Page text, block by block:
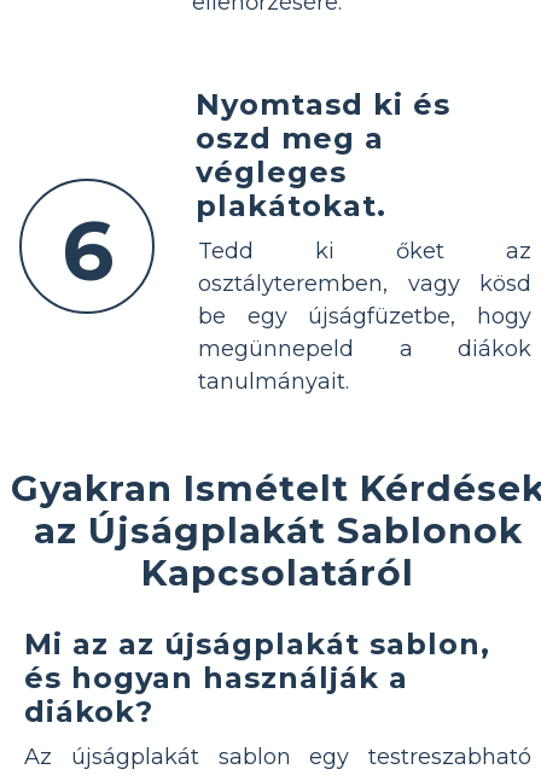
6
Nyomtasd ki és
oszd meg a
végleges
plakátokat.
Tedd ki őket az
osztályteremben, vagy kösd
be egy újságfüzetbe, hogy
megünnepeld a diákok
tanulmányait.
Gyakran Ismételt
az Újságplakát Sablonok
Kapcsolatáról
Mi az az újságplakát sablon,
és hogyan használják a
diákok?
Az újságplakát sablon egy testreszabható